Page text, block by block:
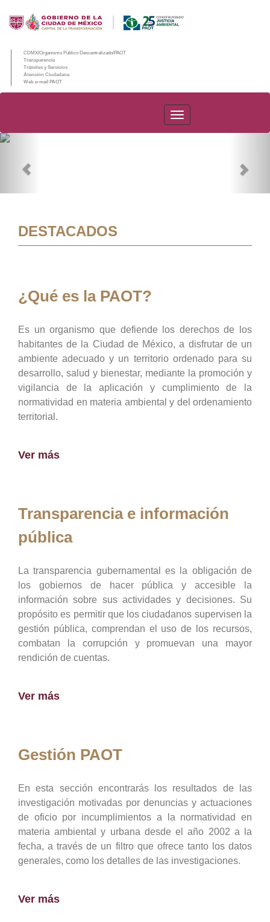
CDMX/Organismo Público Descentralizado/PAOT
Transparencia
Trámites y Servicios
Atención Ciudadana
Web e-mail PAOT
PAOT
DESTACADOS
¿Qué es la PAOT?
Es un organismo que defiende los derechos de los
habitantes de la Ciudad de México, a disfrutar de un
ambiente adecuado y un territorio ordenado para su
desarrollo, salud y bienestar, mediante la promoción y
vigilancia de la aplicación y cumplimiento de la
normatividad en materia ambiental y del ordenamiento
territorial.
Ver más
Transparencia e información
pública
La transparencia gubernamental es la obligación de
los gobiernos de hacer pública y accesible la
información sobre sus actividades y decisiones. Su
propósito es permitir que los ciudadanos supervisen la
gestión pública, comprendan el uso de los recursos,
combatan la corrupción y promuevan una mayor
rendición de cuentas.
Ver más
Gestión PAOT
En esta sección encontrarás los resultados de las
investigación motivadas por denuncias y actuaciones
de oficio por incumplimientos a la normatividad en
materia ambiental y urbana desde el año 2002 a la
fecha, a través de un filtro que ofrece tanto los datos
generales, como los detalles de las investigaciones.
Ver más